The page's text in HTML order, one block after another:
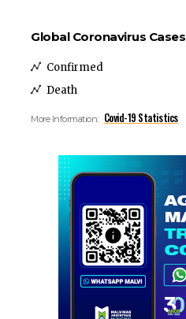
Global Coronavirus Cases
Confirmed
Death
More Information: Covid-19 Statistics